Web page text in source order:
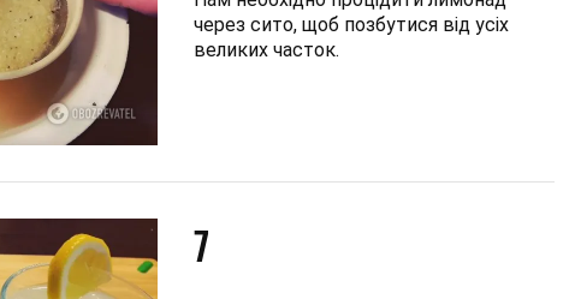
через сито, щоб позбутися від усіх
великих часток.
7